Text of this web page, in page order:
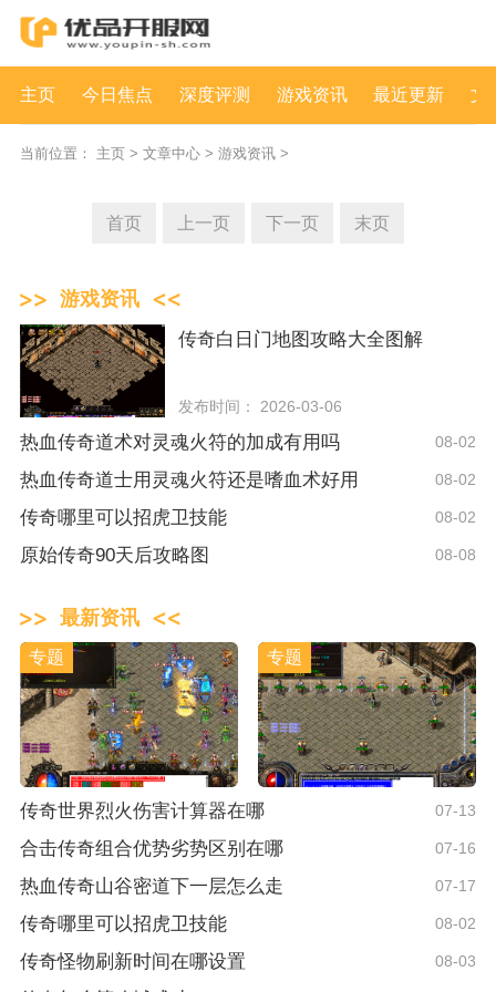
主页 今日焦点 深度评测 游戏资讯 最近更新 文
当前位置： 主页> 文章中心> 游戏资讯>
首页 上一页 下一页 末页
游戏资讯
传奇白日门地图攻略大全图解
发布时间： 2026-03-06
热血传奇道术对灵魂火符的加成有用吗 08-02
热血传奇道士用灵魂火符还是嗜血术好用 08-02
传奇哪里可以招虎卫技能 08-02
原始传奇90天后攻略图 08-08
最新资讯
专题 专题
传奇世界烈火伤害计算器在哪 07-13
合击传奇组合优势劣势区别在哪 07-16
热血传奇山谷密道下一层怎么走 07-17
传奇哪里可以招虎卫技能 08-02
传奇怪物刷新时间在哪设置 08-03